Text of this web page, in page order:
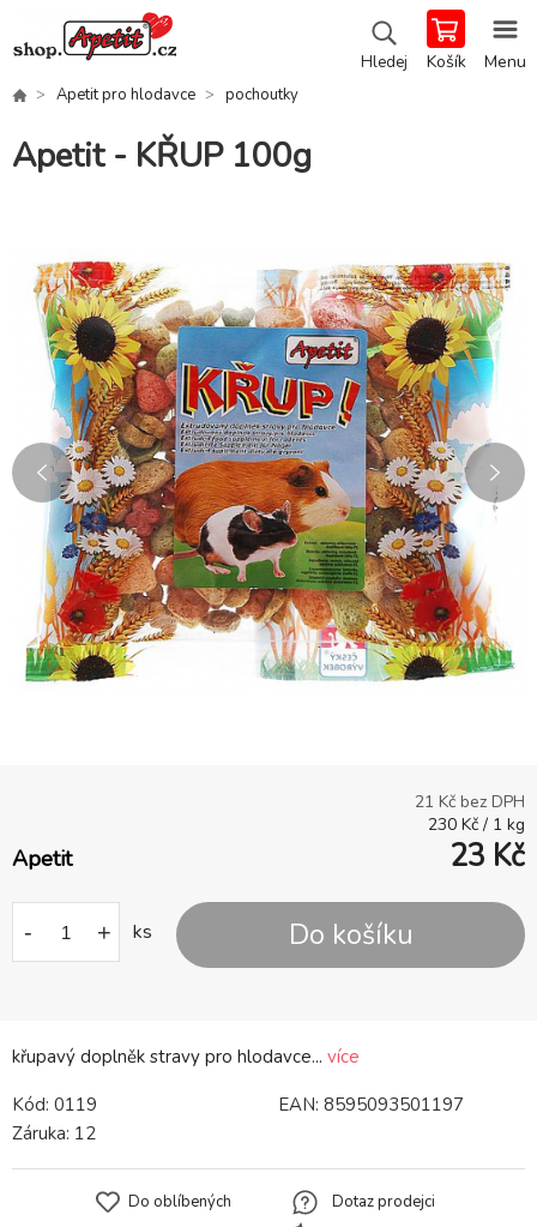
Hledej Košík Menu
Apetit pro hlodavce pochoutky
Apetit - KŘUP 100g
křupavý doplněk stravy pro hlodavce... více
21 Kč bez DPH
230 Kč / 1 kg
Apetit 23 Kč
- + ks Do košíku
Kód: 0119 EAN: 8595093501197
Záruka: 12
Do oblíbených
Dotaz prodejci